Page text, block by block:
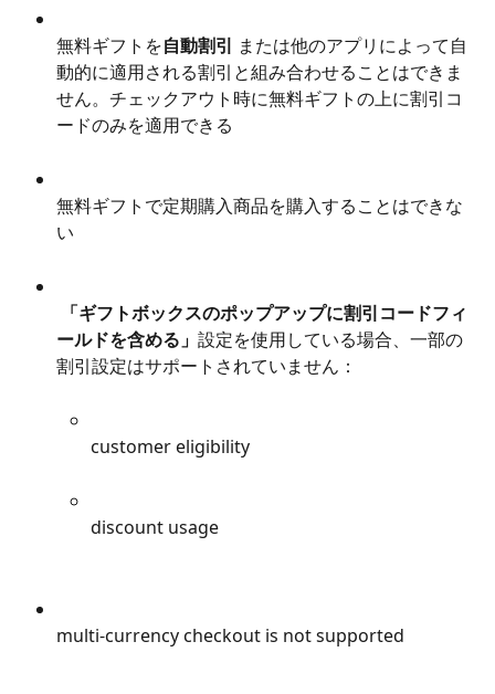
無料ギフトを自動割引 または他のアプリによって自
動的に適用される割引と組み合わせることはできま
せん。チェックアウト時に無料ギフトの上に割引コ
ードのみを適用できる
無料ギフトで定期購入商品を購入することはできな
い
ールドを含める」 設定を使用している場合、一部の
割引設定はサポートされていません：
customer eligibility
discount usage
multi-currency checkout is not supported